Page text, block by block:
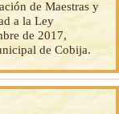
de Maestras y
a la Ley
de 2017,
de Cobija.